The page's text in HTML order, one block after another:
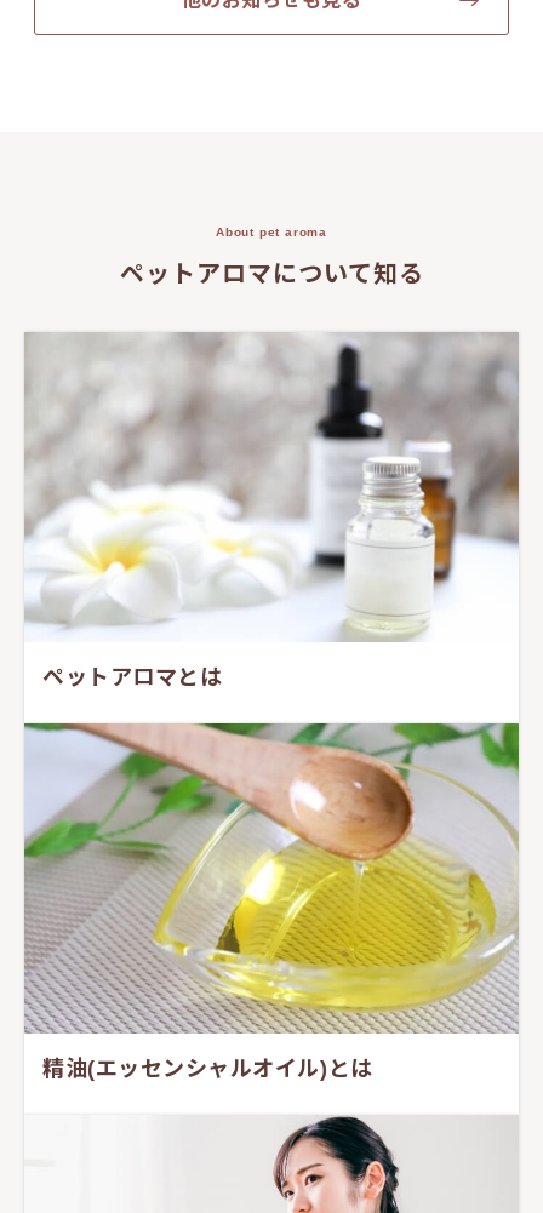
About pet aroma
ペットアロマについて知る
ペットアロマとは
精油(エッセンシャルオイル)とは